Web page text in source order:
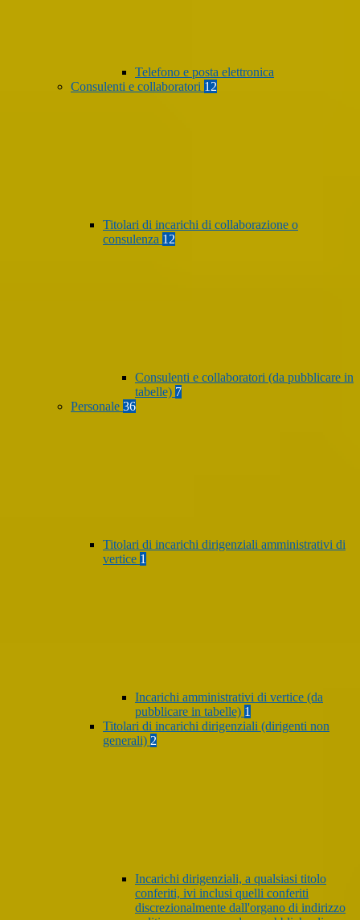
Telefono e posta elettronica
Consulenti e collaboratori 12
Titolari di incarichi di collaborazione o
consulenza 12
Consulenti e collaboratori (da pubblicare in
tabelle) 7
Personale 36
Titolari di incarichi dirigenziali amministrativi di
vertice 1
Incarichi amministrativi di vertice (da
pubblicare in tabelle) 1
Titolari di incarichi dirigenziali (dirigenti non
generali) 2
Incarichi dirigenziali, a qualsiasi titolo
conferiti, ivi inclusi quelli conferiti
discrezionalmente dall'organo di indirizzo